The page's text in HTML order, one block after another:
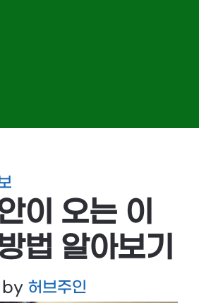
이 오는 이
법 알아보기
by 허브주인